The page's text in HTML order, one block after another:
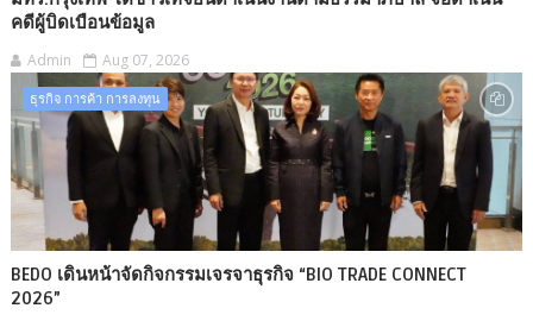
คดีผู้บิดเบือนข้อมูล
Admin Aug 07, 2026
ธุรกิจ การค้า การลงทุน
BEDO เดินหน้าจัดกิจกรรมเจรจาธุรกิจ “BIO TRADE CONNECT
2026”